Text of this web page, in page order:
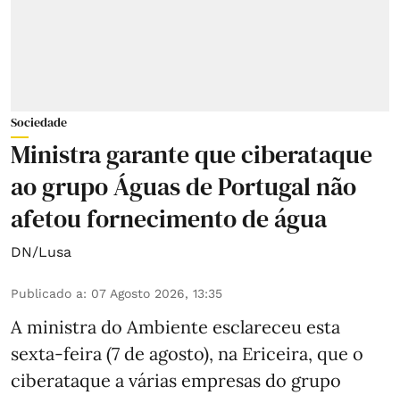
Sociedade
Ministra garante que ciberataque
ao grupo Águas de Portugal não
afetou fornecimento de água
DN/Lusa
Publicado a: 07 Agosto 2026, 13:35
A ministra do Ambiente esclareceu esta
sexta-feira (7 de agosto), na Ericeira, que o
ciberataque a várias empresas do grupo